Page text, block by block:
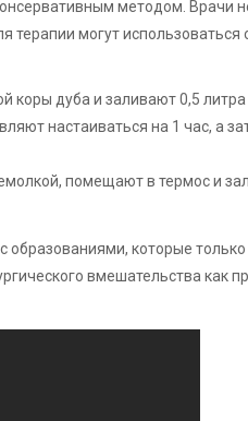
методом. Врачи
могут использоваться
коры дуба и заливают 0,5 литра
настаиваться на 1 час, а
помещают в термос и
которые только
вмешательства как